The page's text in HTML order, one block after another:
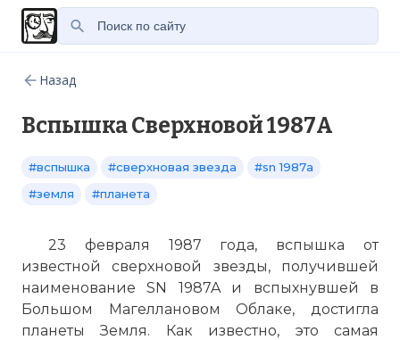
Назад
Вспышка Сверхновой 1987A
#вспышка #сверхновая звезда
#sn 1987a
#земля
#планета
23 февраля 1987 года, вспышка от
известной сверхновой звезды, получившей
наименование SN 1987A и вспыхнувшей в
Большом Магеллановом Облаке, достигла
планеты Земля. Как известно, это самая